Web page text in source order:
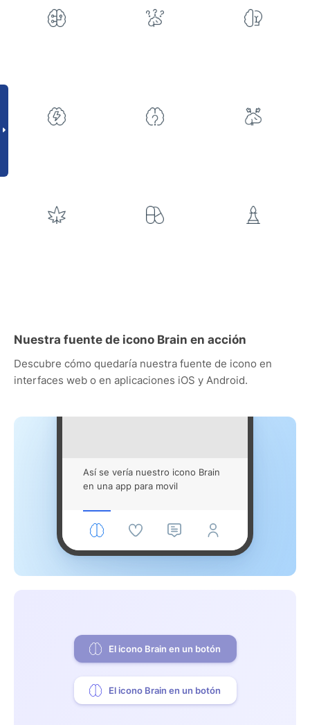
Nuestra fuente de icono Brain en acción
Descubre cómo quedaría nuestra fuente de icono en
interfaces web o en aplicaciones iOS y Android.
Así se vería nuestro icono Brain
en una app para movil
El icono Brain en un botón
El icono Brain en un botón